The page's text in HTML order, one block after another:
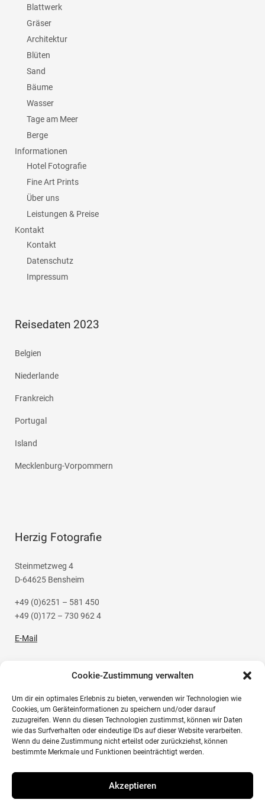
Cookie-Zustimmung verwalten
Um dir ein optimales Erlebnis zu bieten, verwenden wir Technologien wie
Cookies, um Geräteinformationen zu speichern und/oder darauf
zuzugreifen. Wenn du diesen Technologien zustimmst, können wir Daten
wie das Surfverhalten oder eindeutige IDs auf dieser Website verarbeiten.
Wenn du deine Zustimmung nicht erteilst oder zurückziehst, können
bestimmte Merkmale und Funktionen beeinträchtigt werden.
Akzeptieren
Blattwerk
Gräser
Architektur
Blüten
Sand
Bäume
Wasser
Tage am Meer
Berge
Informationen
Hotel Fotografie
Fine Art Prints
Über uns
Leistungen & Preise
Kontakt
Kontakt
Datenschutz
Impressum
Reisedaten 2023
Belgien
Niederlande
Frankreich
Portugal
Island
Mecklenburg-Vorpommern
Herzig Fotografie
Steinmetzweg 4
D-64625 Bensheim
+49 (0)6251 – 581 450
+49 (0)172 – 730 962 4
E-Mail
Social Media
Instagram